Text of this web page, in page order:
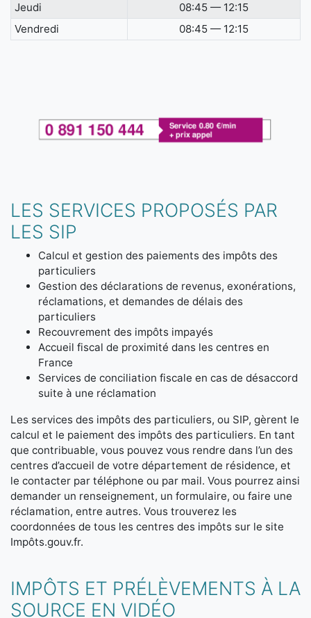
Jeudi
08:45 — 12:15
Vendredi
08:45 — 12:15
LES SERVICES PROPOSÉS PAR
LES SIP
Calcul et gestion des paiements des impôts des
particuliers
Gestion des déclarations de revenus, exonérations,
réclamations, et demandes de délais des
particuliers
Recouvrement des impôts impayés
Accueil fiscal de proximité dans les centres en
France
Services de conciliation fiscale en cas de désaccord
suite à une réclamation
Les services des impôts des particuliers, ou SIP, gèrent le
calcul et le paiement des impôts des particuliers. En tant
que contribuable, vous pouvez vous rendre dans l’un des
centres d’accueil de votre département de résidence, et
le contacter par téléphone ou par mail. Vous pourrez ainsi
demander un renseignement, un formulaire, ou faire une
réclamation, entre autres. Vous trouverez les
coordonnées de tous les centres des impôts sur le site
Impôts.gouv.fr.
IMPÔTS ET PRÉLÈVEMENTS À LA
SOURCE EN VIDÉO